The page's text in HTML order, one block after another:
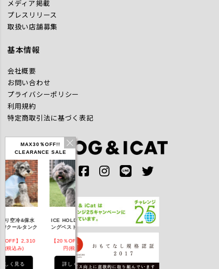
MAX30％OFF!!
CLEARANCE SALE
空冷&保水
ールタンク
】2,310
込み)
く見る
ICE HOLD フィッシ
ングベスト 保冷剤付
【20％OFF】3,168
円(税込み)
詳しく見る
IDOG ICE HOLD ネ
ッククーラー 保冷剤
円(税込み)
詳しく見る
メディア掲載
プレスリリース
取扱い店舗募集
基本情報
会社概要
お問い合わせ
プライバシーポリシー
利用規約
特定商取引法に基づく表記